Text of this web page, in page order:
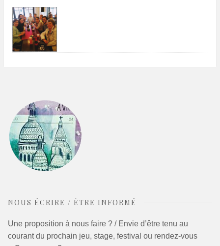
NOUS ÉCRIRE / ÊTRE INFORMÉ
Une proposition à nous faire ? / Envie d’être tenu au
courant du prochain jeu, stage, festival ou rendez-vous